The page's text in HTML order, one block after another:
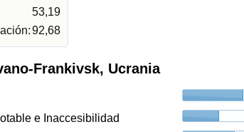
53,19
92,68
Frankivsk, Ucrania
e Inaccesibilidad